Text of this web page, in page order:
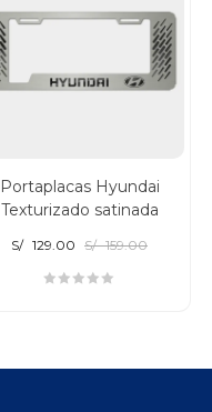
Portaplacas Hyundai
Texturizado satinada
S/ 159.00
S/ 129.00